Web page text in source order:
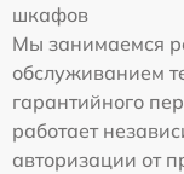
шкафов
Мы занимаемся
обслуживанием
гарантийного
работает
авторизации от